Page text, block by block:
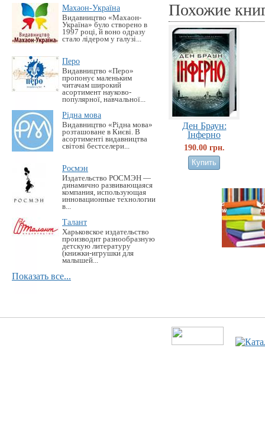
Махаон-Україна
Видавництво «Махаон-
Україна» було створено в
1997 році, й воно одразу
стало лідером у галузі...
Перо
Видавництво «Перо»
пропонує маленьким
читачам широкий
асортимент науково-
популярної, навчальної...
Рідна мова
Видавництво «Рідна мова»
розташоване в Києві. В
асортименті видавництва
світові бестселери...
Росмэн
Издательство РОСМЭН —
динамично развивающаяся
компания, использующая
инновационные технологии
в...
Талант
Харьковское издательство
производит разнообразную
детскую литературу
(книжки-игрушки для
малышей...
Показать все...
Похожие
Ден Браун:
Інферно
190.00 грн.